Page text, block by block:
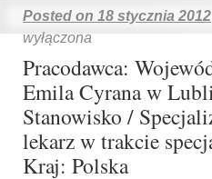
Posted on 18 stycznia 2012
wyłączona
Pracodawca:
Emila Cyrana w
Stanowisko /
lekarz w trakcie
Kraj: Polska